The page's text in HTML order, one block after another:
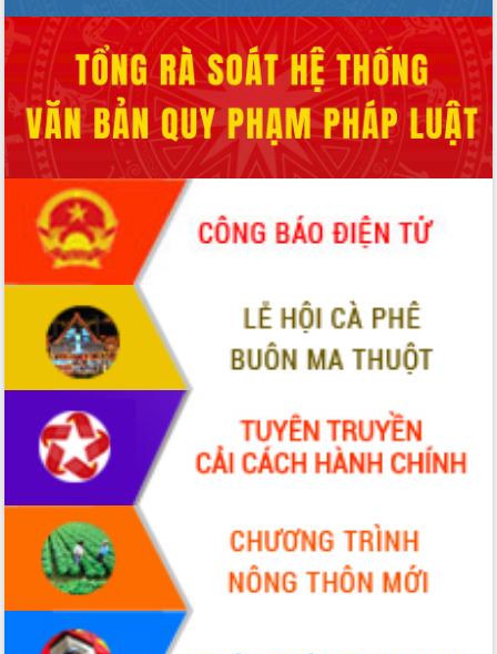
Triển khai đồng bộ đo đạc, lập hồ sơ
địa chính, hoàn thiện cơ sở dữ liệu đất
đai
Ứng dụng sinh trắc học - Bước tiến
trong hành trình chuyển đổi số tại Đắk
Lắk
Đắk Lắk nâng cao hiệu quả công tác
Đảng từ Sổ tay đảng viên điện tử
Đắk Lắk đẩy mạnh nuôi biển công
nghệ, hướng tới phát triển thủy sản
bền vững
Tập huấn nâng cao năng lực triển khai
chuyển đổi số cho cán bộ, công chức
cấp xã
Đắk Lắk phát động hưởng ứng Ngày
Quyền của người tiêu dùng Việt Nam
2026
Đẩy mạnh cải cách hành chính, quyết
tâm đạt được mục tiêu tăng trưởng
hai con số trong năm 2026
Tổ chức trang trọng Lễ hội Đền thờ
Lương Văn Chánh năm 2026
Phó Bí thư Tỉnh ủy Đắk Lắk Đỗ Hữu
Huy giữ chức Bí thư Đảng ủy Ủy Ban
Nhân dân tỉnh
Bệnh án điện tử thúc đẩy chuyển đổi
số y tế tại Đắk Lắk